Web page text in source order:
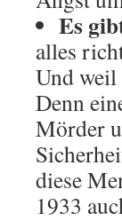
Es
alles
Und
Denn
Mörder
diese
1933